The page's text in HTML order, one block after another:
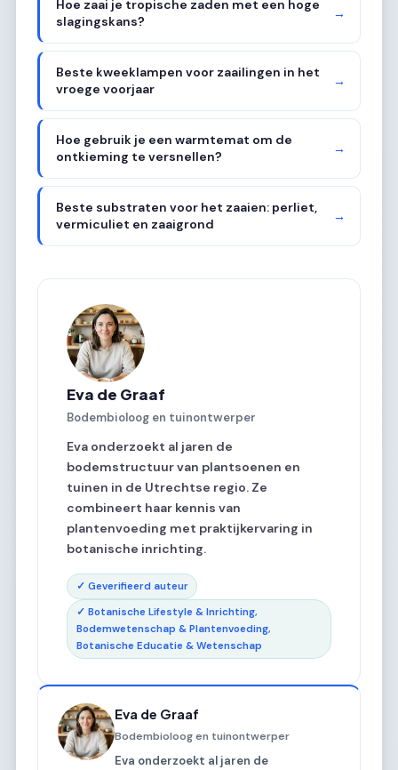
Hoe zaai je tropische zaden met een hoge
slagingskans?
→
Beste kweeklampen voor zaailingen in het
vroege voorjaar
→
Hoe gebruik je een warmtemat om de
ontkieming te versnellen?
→
Beste substraten voor het zaaien: perliet,
vermiculiet en zaaigrond
→
Eva de Graaf
Bodembioloog en tuinontwerper
Eva onderzoekt al jaren de
bodemstructuur van plantsoenen en
tuinen in de Utrechtse regio. Ze
combineert haar kennis van
plantenvoeding met praktijkervaring in
botanische inrichting.
✓ Geverifieerd auteur
✓ Botanische Lifestyle & Inrichting,
Bodemwetenschap & Plantenvoeding,
Botanische Educatie & Wetenschap
Eva de Graaf
Bodembioloog en tuinontwerper
Eva onderzoekt al jaren de